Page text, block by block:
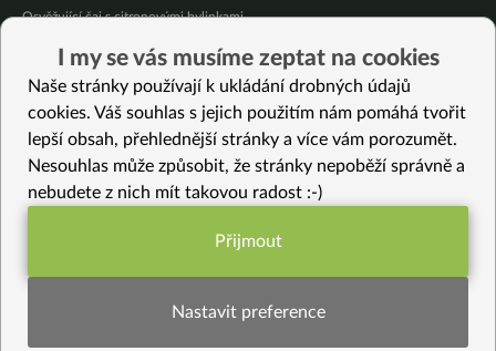
Osvěžující čaj s citronovými bylinkami
Čokoládové muffiny s mangovým krémem
Meruňky a jablka v citrónovém želé
Vybrané recepty
Nepečené dýňové dortíky bez lepku a cukru
Šalotky z fritézy
I my se vás musíme zeptat na cookies
Naše stránky používají k ukládání drobných údajů
cookies. Váš souhlas s jejich použitím nám pomáhá tvořit
lepší obsah, přehlednější stránky a více vám porozumět.
Nesouhlas může způsobit, že stránky nepoběží správně a
nebudete z nich mít takovou radost :-)
Funkční nastavení potřebujeme (vždy
Přijmout
Nastavit preference